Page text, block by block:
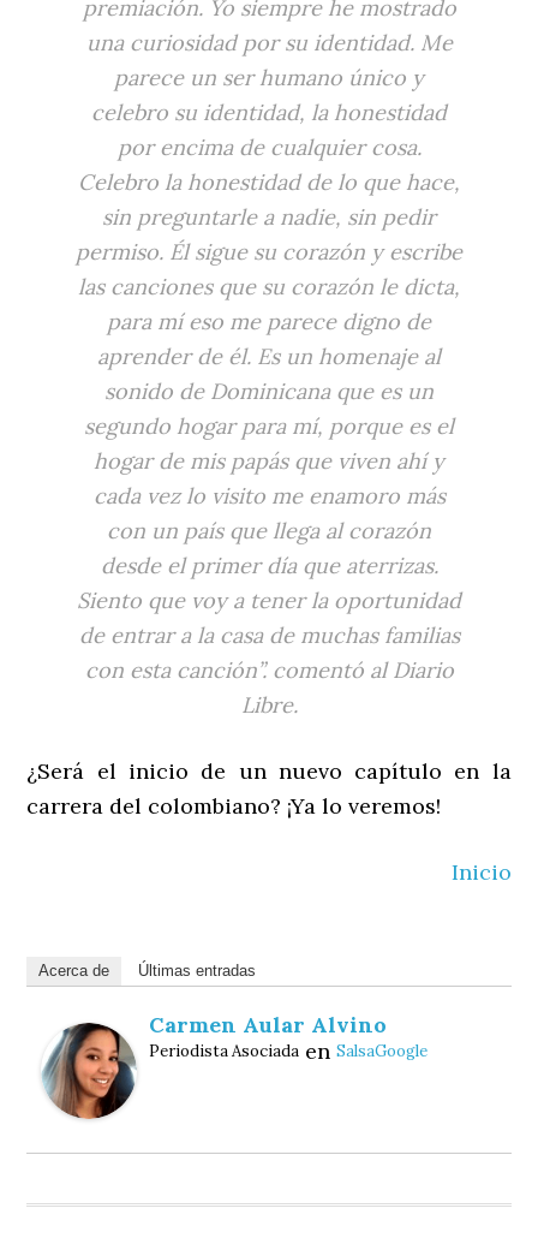
premiación. Yo siempre he mostrado
una curiosidad por su identidad. Me
parece un ser humano único y
celebro su identidad, la honestidad
por encima de cualquier cosa.
Celebro la honestidad de lo que hace,
sin preguntarle a nadie, sin pedir
permiso. Él sigue su corazón y escribe
las canciones que su corazón le dicta,
para mí eso me parece digno de
aprender de él. Es un homenaje al
sonido de Dominicana que es un
segundo hogar para mí, porque es el
hogar de mis papás que viven ahí y
cada vez lo visito me enamoro más
con un país que llega al corazón
desde el primer día que aterrizas.
Siento que voy a tener la oportunidad
de entrar a la casa de muchas familias
con esta canción”. comentó al Diario
Libre.
¿Será el inicio de un nuevo capítulo en la
carrera del colombiano? ¡Ya lo veremos!
Inicio
Acerca de Últimas entradas
Carmen Aular Alvino
Periodista Asociada enSalsaGoogle